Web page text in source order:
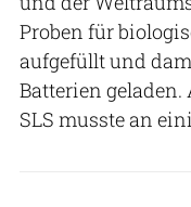
Proben für
aufgefüllt und
Batterien geladen.
SLS musste an